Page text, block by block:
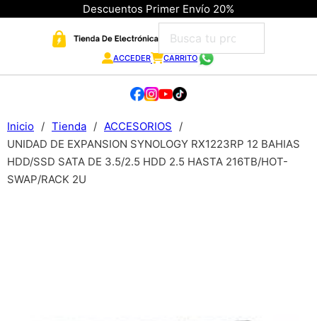
Descuentos Primer Envío 20%
ACCEDER CARRITO
Inicio / Tienda / ACCESORIOS
/
UNIDAD DE EXPANSION SYNOLOGY RX1223RP 12 BAHIAS
HDD/SSD SATA DE 3.5/2.5 HDD 2.5 HASTA 216TB/HOT-
SWAP/RACK 2U